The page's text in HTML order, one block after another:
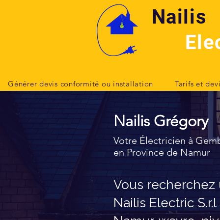
Nailis
Nailis
Générer devis conformité ou installation Tarifs et
Nailis Grégory
Votre Électricien à
en Province de Namur
Vous recherchez
Nailis Electric